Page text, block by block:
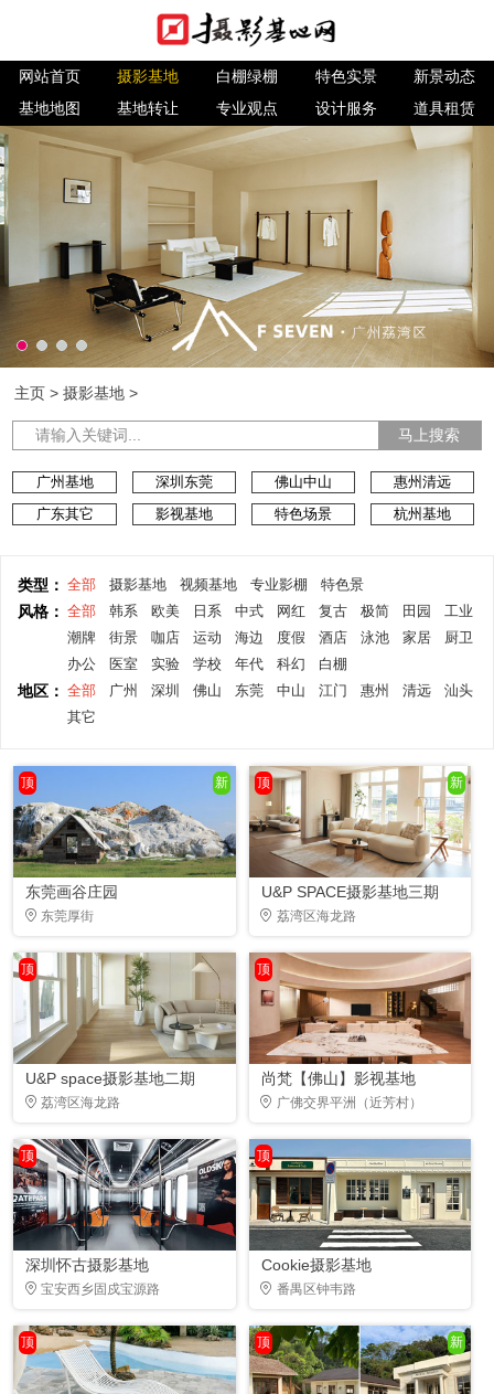
网站首页 摄影基地 白棚绿棚 特色实景
新景动态
基地地图
基地转让 专业观点 设计服务 道具租赁
主页 >摄影基地 >
马上搜索
广州基地 深圳东莞 佛山中山
惠州清远
广东其它
影视基地 特色场景 杭州基地
类型： 全部 摄影基地 视频基地 专业影棚 特色景
风格： 全部 韩系 欧美 日系 中式 网红 复古 极简 田园
工业
潮牌
街景 咖店 运动 海边 度假 酒店 泳池 家居
厨卫
办公
医室 实验 学校 年代 科幻 白棚
地区： 全部 广州 深圳 佛山 东莞 中山 江门 惠州 清远
汕头
其它
新
顶
东莞画谷庄园
东莞厚街
新
顶
U&P SPACE摄影基地三期
荔湾区海龙路
顶
U&P space摄影基地二期
荔湾区海龙路
顶
尚梵【佛山】影视基地
广佛交界平洲（近芳村）
顶
深圳怀古摄影基地
宝安西乡固戍宝源路
顶
Cookie摄影基地
番禺区钟韦路
顶 新
顶